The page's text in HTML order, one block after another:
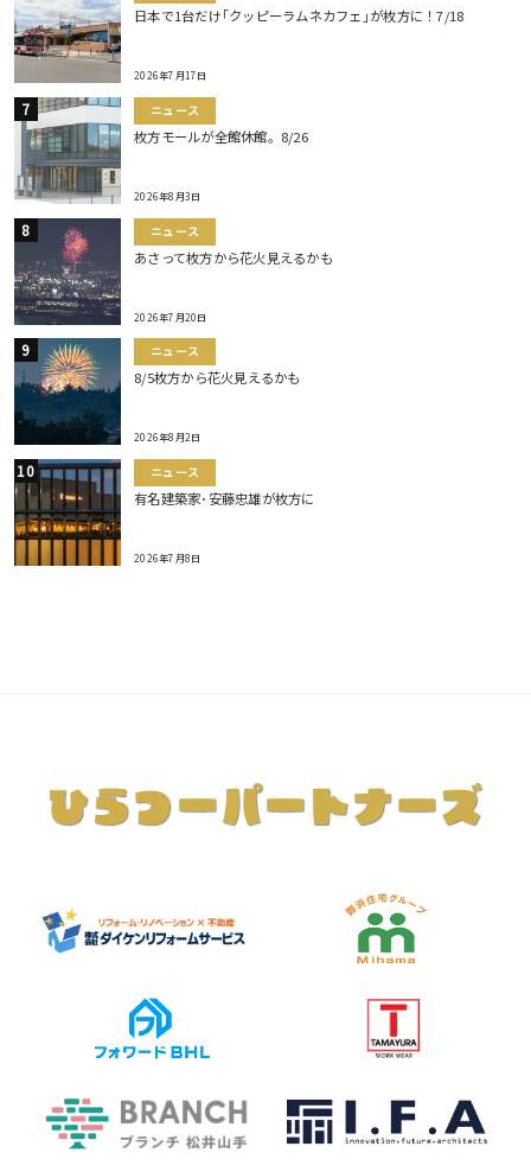
日本で1台だけ｢クッピーラムネカフェ｣が枚方に！7/18
2026年7月17日
ニュース
枚方モールが全館休館。8/26
2026年8月3日
ニュース
あさって枚方から花火見えるかも
2026年7月20日
ニュース
8/5枚方から花火見えるかも
2026年8月2日
ニュース
有名建築家･安藤忠雄が枚方に
2026年7月8日